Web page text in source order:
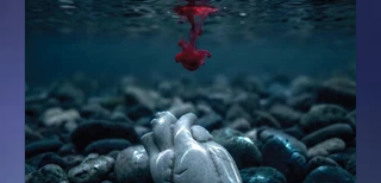
ambientazioni e agli stati d'anim